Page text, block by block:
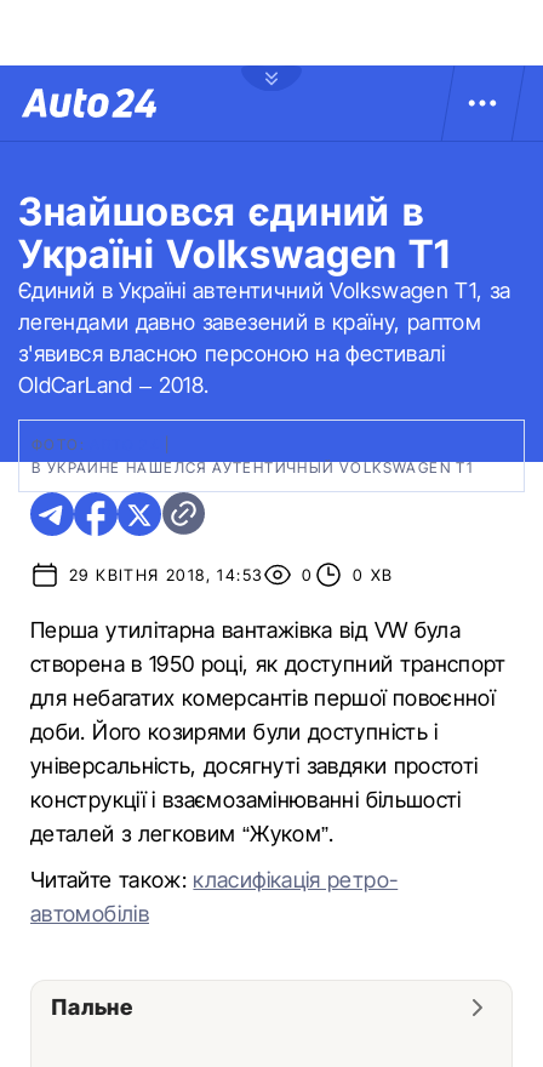
Знайшовся єдиний в
Україні Volkswagen T1
Єдиний в Україні автентичний Volkswagen T1, за
легендами давно завезений в країну, раптом
з'явився власною персоною на фестивалі
OldCarLand – 2018.
ФОТО:
В УКРАИНЕ НАШЕЛСЯ АУТЕНТИЧНЫЙ VOLKSWAGEN T1
29 КВІТНЯ 2018, 14:53 0 0 ХВ
Перша утилітарна вантажівка від VW була
створена в 1950 році, як доступний транспорт
для небагатих комерсантів першої повоєнної
доби. Його козирями були доступність і
універсальність, досягнуті завдяки простоті
конструкції і взаємозамінюванні більшості
деталей з легковим “Жуком”.
Читайте також: класифікація ретро-
автомобілів
Пальне